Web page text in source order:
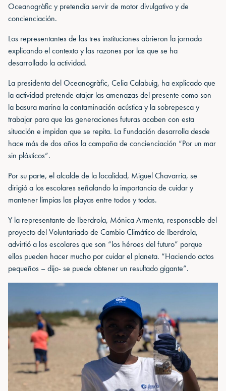
Oceanogràfic y pretendía servir de motor divulgativo y de
concienciación.
Los representantes de las tres instituciones abrieron la jornada
explicando el contexto y las razones por las que se ha
desarrollado la actividad.
La presidenta del Oceanogràfic, Celia Calabuig, ha explicado que
la actividad pretende atajar las amenazas del presente como son
la basura marina la contaminación acústica y la sobrepesca y
trabajar para que las generaciones futuras acaben con esta
situación e impidan que se repita. La Fundación desarrolla desde
hace más de dos años la campaña de concienciación “Por un mar
sin plásticos”.
Por su parte, el alcalde de la localidad, Miguel Chavarría, se
dirigió a los escolares señalando la importancia de cuidar y
mantener limpias las playas entre todos y todas.
Y la representante de Iberdrola, Mónica Armenta, responsable del
proyecto del Voluntariado de Cambio Climático de Iberdrola,
advirtió a los escolares que son “los héroes del futuro” porque
ellos pueden hacer mucho por cuidar el planeta. “Haciendo actos
pequeños – dijo- se puede obtener un resultado gigante”.